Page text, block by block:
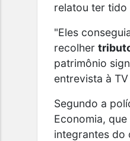
relatou ter tido
"Eles
recolher
patrimônio
entrevista à
Segundo a
Economia,
integrantes do